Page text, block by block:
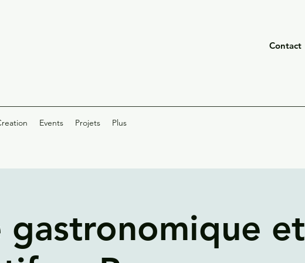
Contact
Events Projets Plus
gastronomique et